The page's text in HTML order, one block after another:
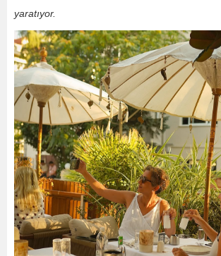
yaratıyor.